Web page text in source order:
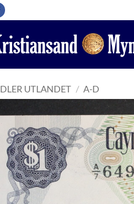
UTLANDET / A-D